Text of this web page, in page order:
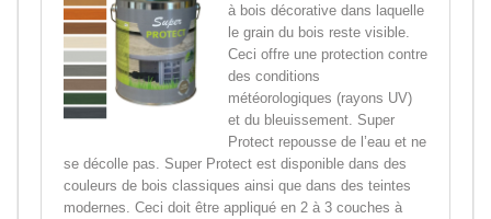
à bois décorative dans laquelle
le grain du bois reste visible.
Ceci offre une protection contre
des conditions
météorologiques (rayons UV)
et du bleuissement. Super
Protect repousse de l’eau et ne
se décolle pas. Super Protect est disponible dans des
couleurs de bois classiques ainsi que dans des teintes
modernes. Ceci doit être appliqué en 2 à 3 couches à